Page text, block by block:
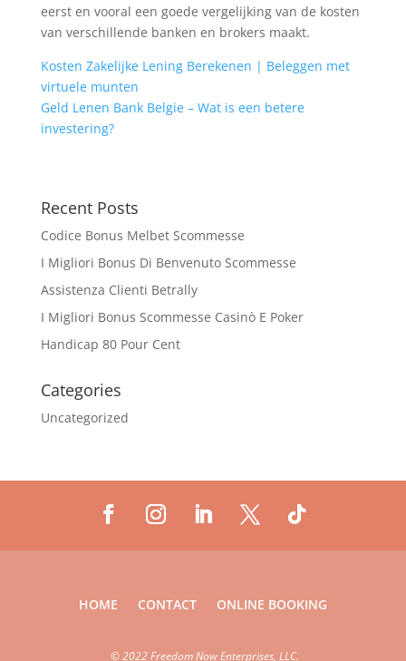
eerst en vooral een goede vergelijking van de kosten
van verschillende banken en brokers maakt.
Kosten Zakelijke Lening Berekenen | Beleggen met
virtuele munten
Geld Lenen Bank Belgie – Wat is een betere
investering?
Recent Posts
Codice Bonus Melbet Scommesse
I Migliori Bonus Di Benvenuto Scommesse
Assistenza Clienti Betrally
I Migliori Bonus Scommesse Casinò E Poker
Handicap 80 Pour Cent
Categories
Uncategorized
HOME CONTACT ONLINE BOOKING
©2022 Freedom Now Enterprises, LLC.